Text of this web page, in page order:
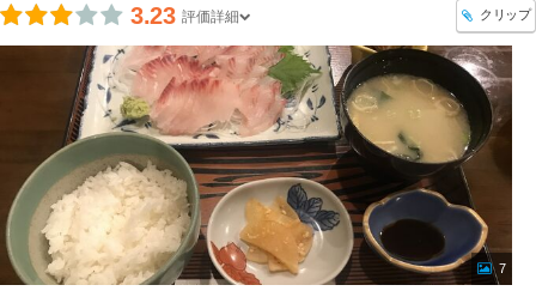
3.23 評価詳細 クリップ
7